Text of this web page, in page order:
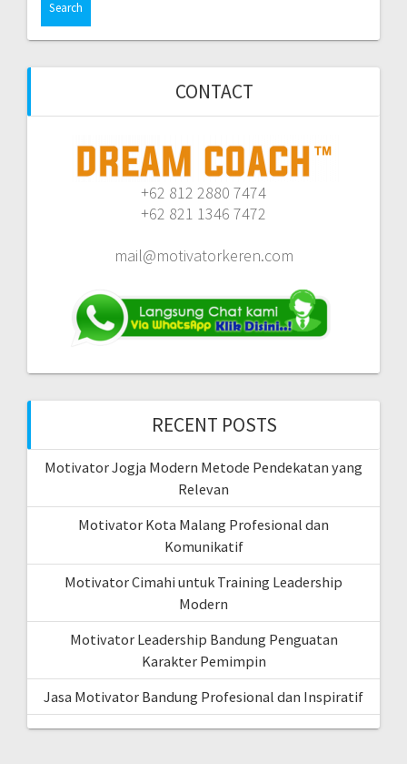
CONTACT
+62 812 2880 7474
+62 821 1346 7472
mail@motivatorkeren.com
RECENT POSTS
Motivator Jogja Modern Metode Pendekatan yang
Relevan
Motivator Kota Malang Profesional dan
Komunikatif
Motivator Cimahi untuk Training Leadership
Modern
Motivator Leadership Bandung Penguatan
Karakter Pemimpin
Jasa Motivator Bandung Profesional dan Inspiratif